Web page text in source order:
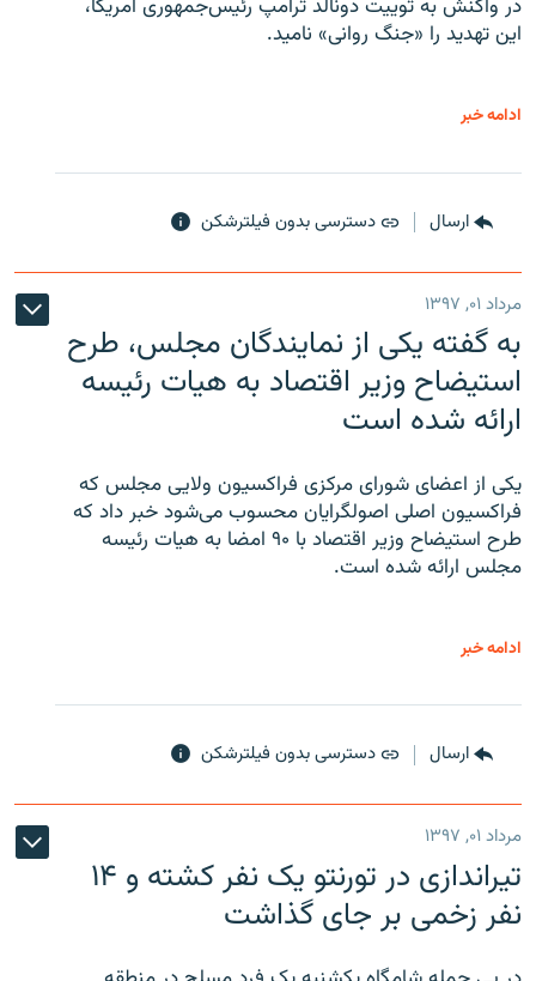
در واکنش به توییت دونالد ترامپ رئیس‌جمهوری آمریکا،
این تهدید را «جنگ روانی» نامید.
ادامه خبر
ارسال دسترسی بدون فیلترشکن
مرداد ۰۱, ۱۳۹۷
به گفته یکی از نمایندگان مجلس، طرح
استیضاح وزیر اقتصاد به هیات رئیسه
ارائه شده است
یکی از اعضای شورای مرکزی فراکسیون ولایی مجلس که
فراکسیون اصلی اصولگرایان محسوب می‌شود خبر داد که
طرح استیضاح وزیر اقتصاد با ۹۰ امضا به هیات رئیسه
مجلس ارائه شده است.
ادامه خبر
ارسال دسترسی بدون فیلترشکن
مرداد ۰۱, ۱۳۹۷
تیراندازی در تورنتو یک نفر کشته و ۱۴
نفر زخمی بر جای گذاشت